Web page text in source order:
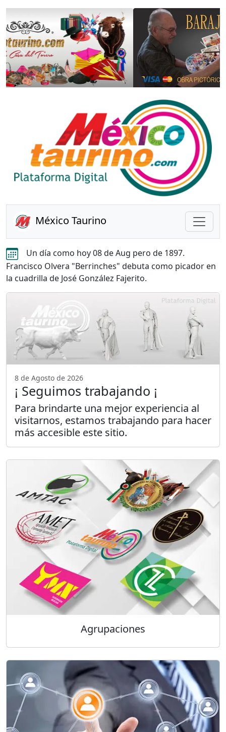
Anterior
México Taurino
Un día como hoy 08 de Aug pero de 1897.
Francisco Olvera "Berrinches" debuta como picador en
la cuadrilla de José González Fajerito.
8 de Agosto de 2026
¡ Seguimos trabajando ¡
Para brindarte una mejor experiencia al
visitarnos, estamos trabajando para hacer
más accesible este sitio.
Agrupaciones